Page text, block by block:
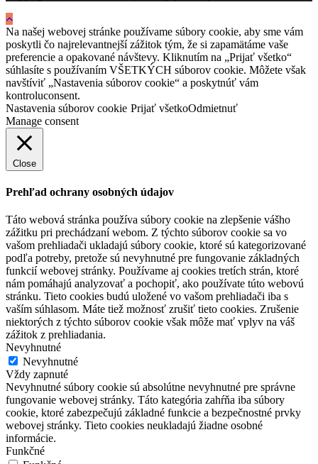
Na našej webovej stránke používame súbory cookie, aby sme vám
poskytli čo najrelevantnejší zážitok tým, že si zapamätáme vaše
preferencie a opakované návštevy. Kliknutím na „Prijať všetko“
súhlasíte s používaním VŠETKÝCH súborov cookie. Môžete však
navštíviť „Nastavenia súborov cookie“ a poskytnúť vám
kontroluconsent.
Nastavenia súborov cookie Prijať všetkoOdmietnuť
Manage consent
Close
Prehľad ochrany osobných údajov
Táto webová stránka používa súbory cookie na zlepšenie vášho
zážitku pri prechádzaní webom. Z týchto súborov cookie sa vo
vašom prehliadači ukladajú súbory cookie, ktoré sú kategorizované
podľa potreby, pretože sú nevyhnutné pre fungovanie základných
funkcií webovej stránky. Používame aj cookies tretích strán, ktoré
nám pomáhajú analyzovať a pochopiť, ako používate túto webovú
stránku. Tieto cookies budú uložené vo vašom prehliadači iba s
vaším súhlasom. Máte tiež možnosť zrušiť tieto cookies. Zrušenie
niektorých z týchto súborov cookie však môže mať vplyv na váš
zážitok z prehliadania.
Nevyhnutné
Nevyhnutné
Vždy zapnuté
Nevyhnutné súbory cookie sú absolútne nevyhnutné pre správne
fungovanie webovej stránky. Táto kategória zahŕňa iba súbory
cookie, ktoré zabezpečujú základné funkcie a bezpečnostné prvky
webovej stránky. Tieto cookies neukladajú žiadne osobné
informácie.
Funkčné